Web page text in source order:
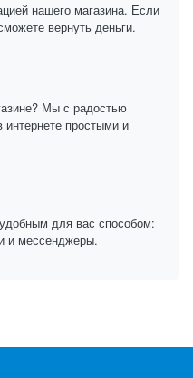
нашего магазина. Если
вернуть деньги.
Мы с радостью
интернете простыми и
для вас способом:
и мессенджеры.